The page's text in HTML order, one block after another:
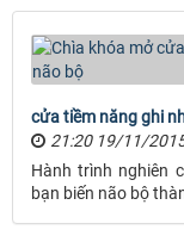
cửa tiềm năng ghi
21:20 19/11/
Hành trình nghiên
bạn biến não bộ